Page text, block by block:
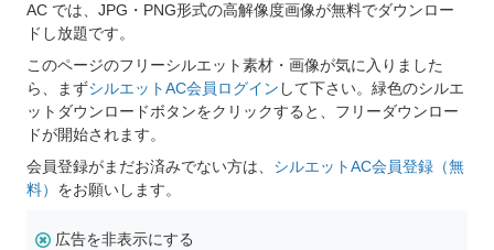
AC では、JPG・PNG形式の高解像度画像が無料でダウンロー
ドし放題です。
このページのフリーシルエット素材・画像が気に入りました
ら、まずシルエットAC会員ログイン して下さい。緑色のシルエ
ットダウンロードボタンをクリックすると、フリーダウンロー
ドが開始されます。
会員登録がまだお済みでない方は、 シルエットAC会員登録（無
料） をお願いします。
広告を非表示にする